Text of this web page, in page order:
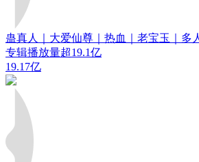
蛊真人｜大爱仙尊｜热血｜老宝玉｜多
专辑播放量超19.1亿
19.17亿